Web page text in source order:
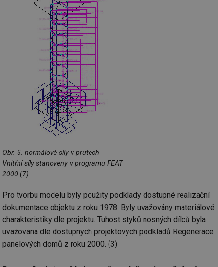
Obr. 5. normálové síly v prutech
Vnitřní síly stanoveny v programu FEAT
2000 (7)
Pro tvorbu modelu byly použity podklady dostupné realizační
dokumentace objektu z roku 1978. Byly uvažovány materiálové
charakteristiky dle projektu. Tuhost styků nosných dílců byla
uvažována dle dostupných projektových podkladů Regenerace
panelových domů z roku 2000. (3)